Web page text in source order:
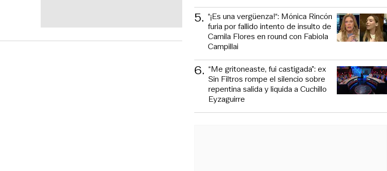
5. “¡Es una vergüenza!“: Mónica Rincón
furia por fallido intento de insulto de
Camila Flores en round con Fabiola
Campillai
6. “Me gritoneaste, fui castigada”: ex
Sin Filtros rompe el silencio sobre
repentina salida y liquida a Cuchillo
Eyzaguirre